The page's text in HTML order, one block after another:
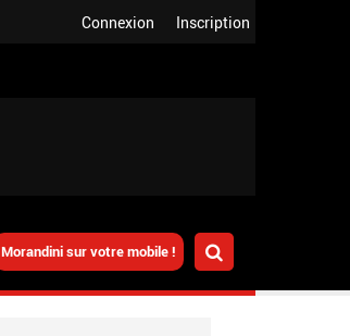
Inscription
Connexion
Morandini sur votre mobile !